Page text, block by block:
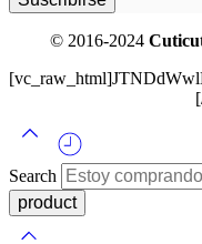
© 2016-2024
Search